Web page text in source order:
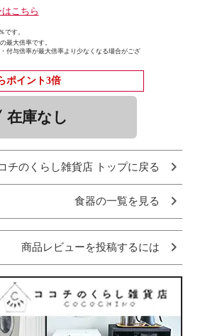
こちら
です。
最大倍率です。
付与倍率が最大倍率より少なくなる場合がござ
ポイント3倍
在庫なし
チのくらし雑貨店 トップに戻る
食器の一覧を見る
商品レビューを投稿するには